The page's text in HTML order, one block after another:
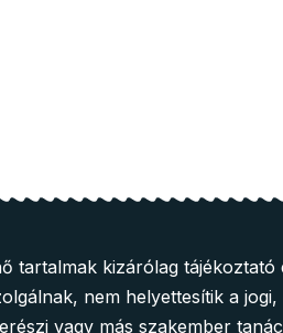
tartalmak kizárólag tájékoztató
nem helyettesítik a jogi,
vagy más szakember